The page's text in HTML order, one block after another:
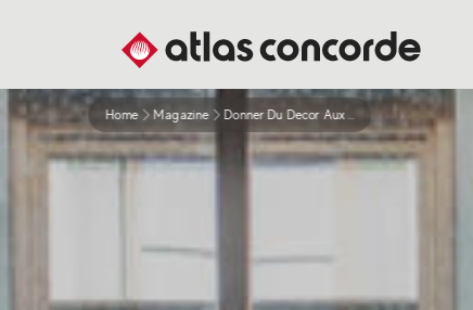
Home Magazine Donner Du Decor Aux Reves